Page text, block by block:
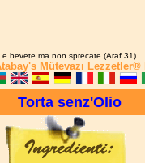
e bevete ma non sprecate (Araf 31)
Mütevazı Lezzetler®
Torta senz'Olio